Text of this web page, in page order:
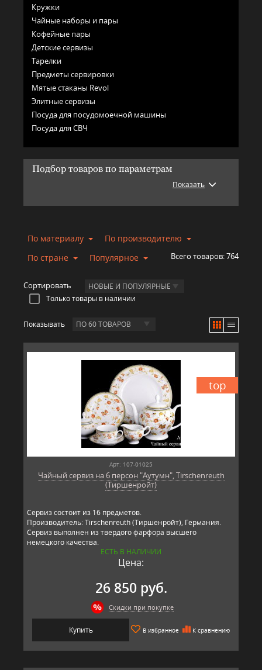
Кружки
Чайные наборы и пары
Кофейные пары
Детские сервизы
Тарелки
Предметы сервировки
Мятые стаканы Revol
Элитные сервизы
Посуда для посудомоечной машины
Посуда для СВЧ
Подбор товаров по параметрам
Показать
По материалу
По производителю
По стране
Популярное Всего товаров:764
Сортировать НОВЫЕ И ПОПУЛЯРНЫЕ
Только товары в наличии
Показывать ПО 60 ТОВАРОВ
top
Арт: 107-01025
Чайный сервиз на 6 персон "Аутумн", Tirschenreuth
(Тиршенройт)
Сервиз состоит из 16 предметов.
Производитель: Tirschenreuth (Тиршенройт), Германия.
Сервиз выполнен из твердого фарфора высшего
немецкого качества.
ЕСТЬ В НАЛИЧИИ
Цена:
26 850 руб.
Скидки при покупке
Купить В избранное К сравнению